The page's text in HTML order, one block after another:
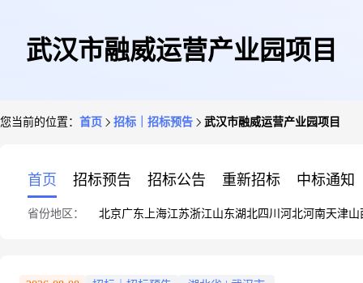
武汉市融威运营产业园项目
您当前的位置： 首页 招标｜招标预告 武汉市融威运营产业园项目
首页 招标预告 招标公告 重新招标 中标通知
省份地区： 北京广东 上海江苏浙江山东湖北四川 河北河南天津山